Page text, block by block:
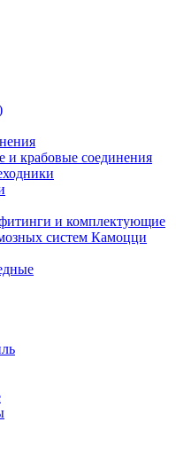
и крабовые соединения
и комплектующие
систем Камоцци